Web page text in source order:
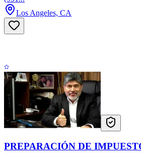
Los Angeles, CA
PREPARACIÓN DE